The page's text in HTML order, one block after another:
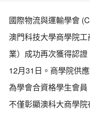
國際物流與運輸學會
澳門科技大學商學院
業）成功再次獲得認
12月31日。商學院供
為學會合資格學生會
不僅彰顯澳科大商學